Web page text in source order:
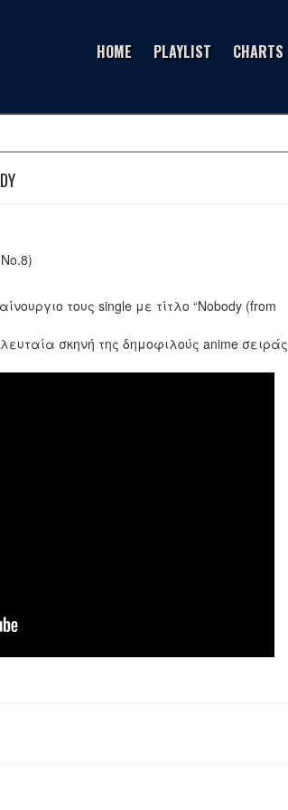
HOME PLAYLIST CHARTS
τους single με τίτλο “Nobody (from
σκηνή της δημοφιλούς anime σειράς